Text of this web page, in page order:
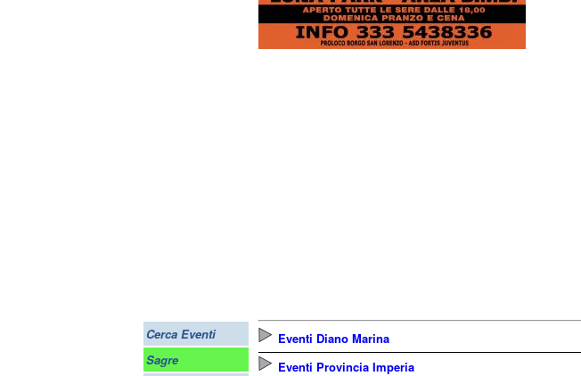
Cerca Eventi
Sagre
Eventi Diano Marina
Eventi Provincia Imperia